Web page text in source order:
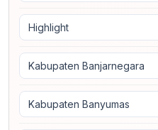
Highlight
Kabupaten Banjarnegara
Kabupaten Banyumas